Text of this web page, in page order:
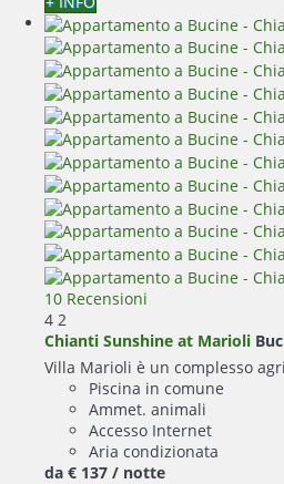
10 Recensioni
4 2
Chianti Sunshine at Marioli
Villa Marioli è un complesso
Piscina in comune
Ammet. animali
Accesso Internet
Aria condizionata
da € 137 / notte